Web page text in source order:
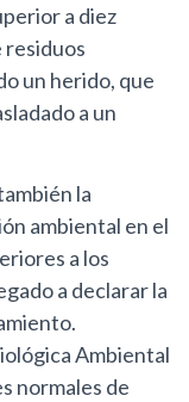
a diez
residuos
un herido, que
a un
la
ambiental en el
a los
a declarar la
Ambiental
normales de